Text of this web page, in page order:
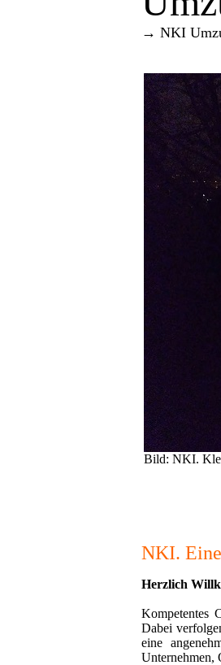
→ NKI
Bild: NKI.
NKI.
Herzlich
Kompetentes
Dabei
eine
Unternehmen,